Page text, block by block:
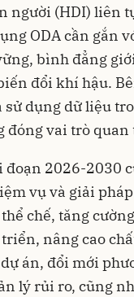
người (HDI) liên
ODA cần gắn
bình đẳng
đổi khí hậu.
sử dụng dữ liệu
đóng vai trò quan
2026-2030
vụ và giải
chế, tăng
nâng cao
án, đổi mới
lý rủi ro, cũng